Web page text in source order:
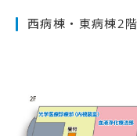
西病棟・東病棟2